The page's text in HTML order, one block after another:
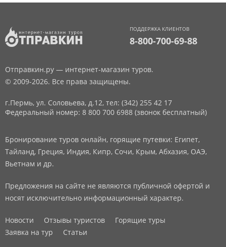
ПОДДЕРЖКА КЛИЕНТОВ
8-800-700-69-88
Отправкин.ру — интернет-магазин туров.
© 2009-2026. Все права защищены.
г.Пермь, ул. Соловьева, д.12, тел: (342) 255 42 17
Федеральный номер: 8 800 700 6988 (звонок бесплатный)
Бронирование туров онлайн, горящие путевки: Египет,
Тайланд, Греция, Индия, Кипр, Сочи, Крым, Абхазия, ОАЭ,
Вьетнам и др.
Предложения на сайте не являются публичной офертой и
носят исключительно информационный характер.
Новости Отзывы туристов
Горящие туры
Заявка на тур
Статьи